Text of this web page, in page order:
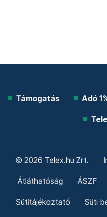
Támogatás Adó
© 2026 Telex.hu Zrt.
Átláthatóság ÁSZF
Sütitájékoztató Süti